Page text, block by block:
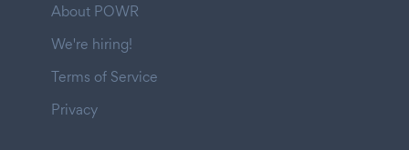
About POWR
We're hiring!
Terms of Service
Privacy